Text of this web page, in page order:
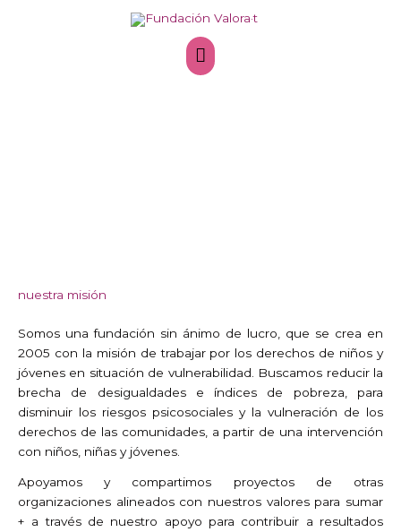
Menú
principal
nuestra misión
Somos una fundación sin ánimo de lucro, que se crea en
2005 con la misión de trabajar por los derechos de niños y
jóvenes en situación de vulnerabilidad. Buscamos reducir la
brecha de desigualdades e índices de pobreza, para
disminuir los riesgos psicosociales y la vulneración de los
derechos de las comunidades, a partir de una intervención
con niños, niñas y jóvenes.
Apoyamos y compartimos proyectos de otras
organizaciones alineados con nuestros valores para sumar
+ a través de nuestro apoyo para contribuir a resultados